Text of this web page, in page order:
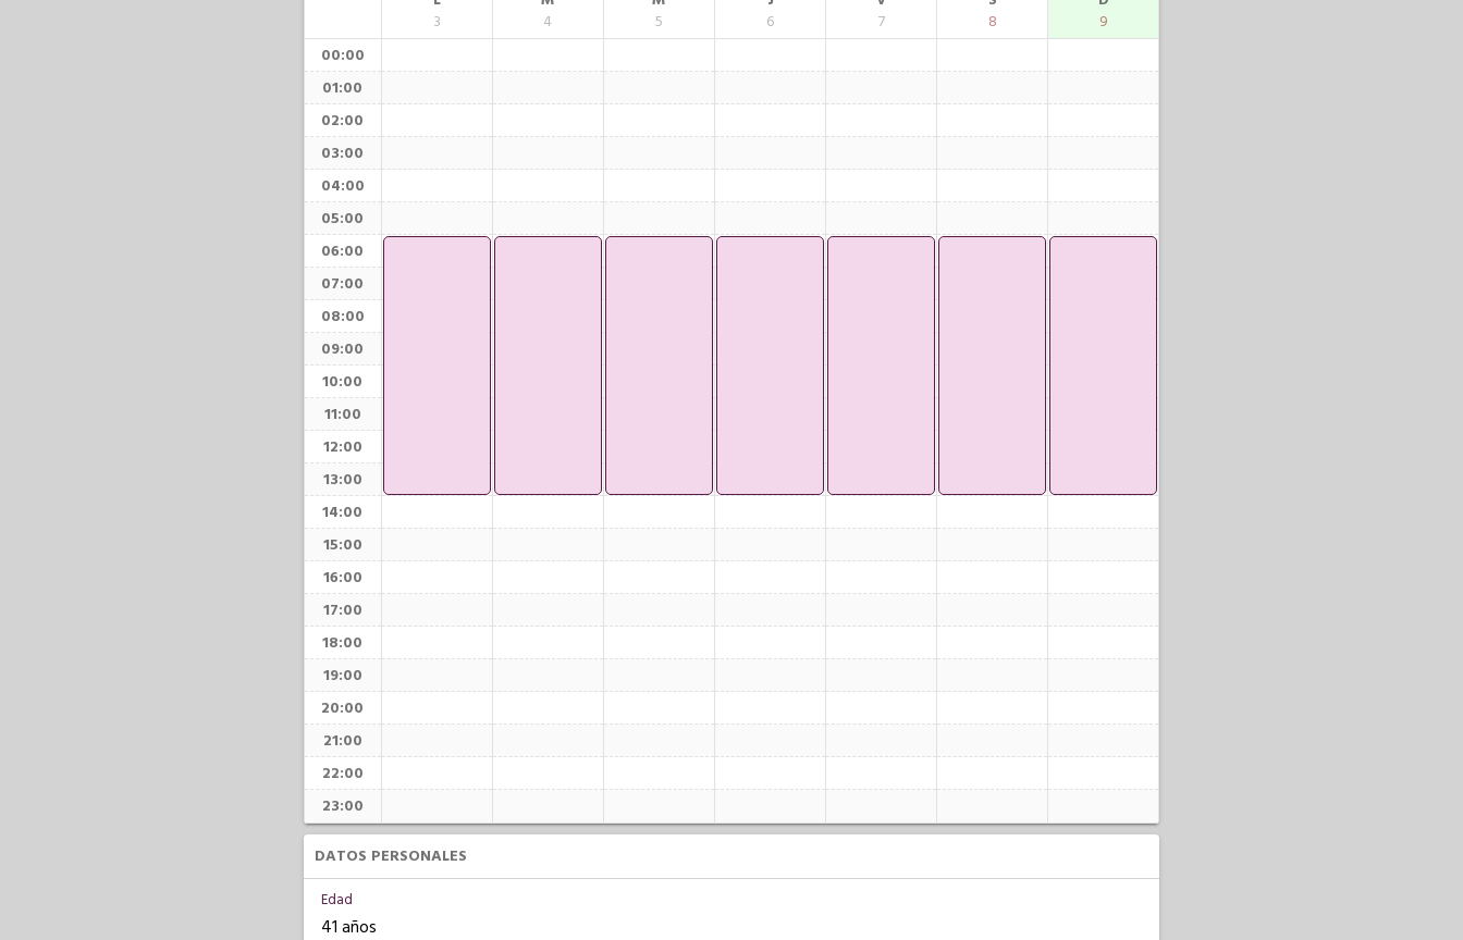
3
4
5
6
7
8
9
00:00
01:00
02:00
03:00
04:00
05:00
06:00
07:00
08:00
09:00
10:00
11:00
12:00
13:00
14:00
15:00
16:00
17:00
18:00
19:00
20:00
21:00
22:00
23:00
DATOS PERSONALES
Edad
41 años